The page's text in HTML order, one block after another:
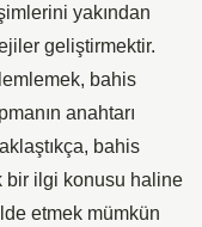
yakından
geliştirmektir.
bahis
anahtarı
bahis
bir ilgi konusu haline
etmek mümkün